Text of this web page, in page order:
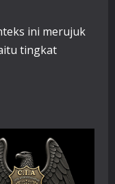
ini merujuk
tingkat